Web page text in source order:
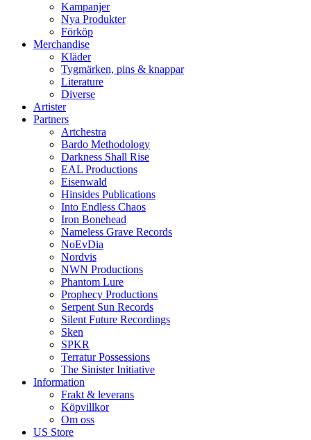
Kampanjer
Nya Produkter
Förköp
Merchandise
Kläder
Tygmärken, pins & knappar
Literature
Diverse
Artister
Partners
Artchestra
Bardo Methodology
Darkness Shall Rise
EAL Productions
Eisenwald
Hinsides Publications
Into Endless Chaos
Iron Bonehead
Nameless Grave Records
NoEvDia
Nordvis
NWN Productions
Phantom Lure
Prophecy Productions
Serpent Sun Records
Silent Future Recordings
Sken
SPKR
Terratur Possessions
The Sinister Initiative
Information
Frakt & leverans
Köpvillkor
Om oss
US Store